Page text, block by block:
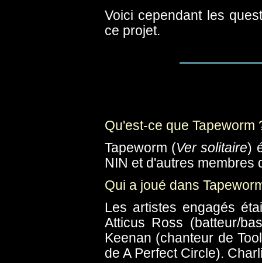
Voici cependant les
ce projet.
Qu'est-ce que Tapeworm
Tapeworm (Ver solitaire)
NIN et d'autres membres
Qui a joué dans
Les artistes engagés
Atticus Ross (batteur/
Keenan (chanteur de
de A Perfect Circle).